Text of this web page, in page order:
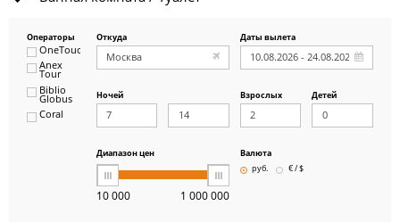
Операторы
OneTouch&Travel
Anex
Tour
Biblio
Globus
Coral
Откуда Даты вылета
Ночей Взрослых Детей
Диапазон цен
10 000 1 000 000
Валюта
руб.
€ / $